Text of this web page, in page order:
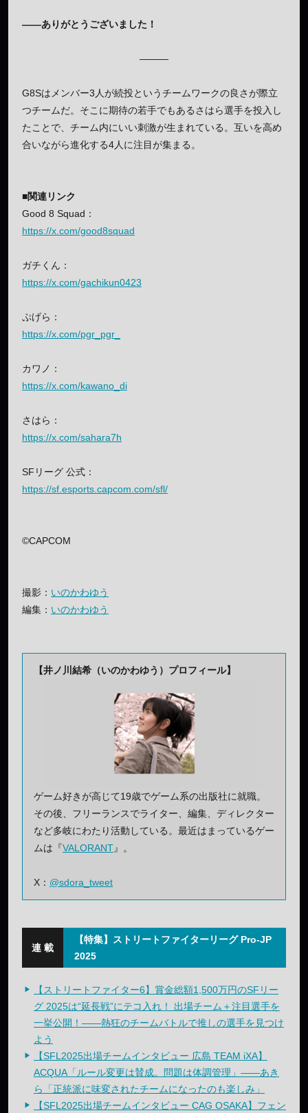
——ありがとうございました！
———
G8Sはメンバー3人が続投というチームワークの良さが際立
つチームだ。そこに期待の若手でもあるさはら選手を投入し
たことで、チーム内にいい刺激が生まれている。互いを高め
合いながら進化する4人に注目が集まる。
■関連リンク
Good 8 Squad：
https://x.com/good8squad
ガチくん：
https://x.com/gachikun0423
ぷげら：
https://x.com/pgr_pgr_
カワノ：
https://x.com/kawano_di
さはら：
https://x.com/sahara7h
SFリーグ 公式：
https://sf.esports.capcom.com/sfl/
©CAPCOM
撮影： いのかわゆう
編集： いのかわゆう
【井ノ川結希（いのかわゆう）プロフィール】
ゲーム好きが高じて19歳でゲーム系の出版社に就職。
その後、フリーランスでライター、編集、ディレクター
など多岐にわたり活動している。最近はまっているゲー
ムは『VALORANT』。
X： @sdora_tweet
【特集】ストリートファイターリーグ Pro-JP
2025
【ストリートファイター6】賞金総額1,500万円のSFリー
グ 2025は“延長戦”にテコ入れ！ 出場チーム＋注目選手を
一挙公開！——熱狂のチームバトルで推しの選手を見つけ
よう
【SFL2025出場チームインタビュー 広島 TEAM iXA】
ACQUA「ルール変更は賛成。問題は体調管理」——あき
ら「正統派に味変されたチームになったのも楽しみ」
【SFL2025出場チームインタビュー CAG OSAKA】フェン